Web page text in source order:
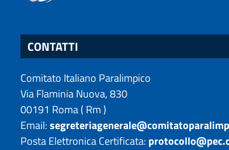
CONTATTI
Comitato Italiano Paralimpico
Via Flaminia Nuova, 830
00191 Roma( Rm)
Email:
Posta Elettronica Certificata: